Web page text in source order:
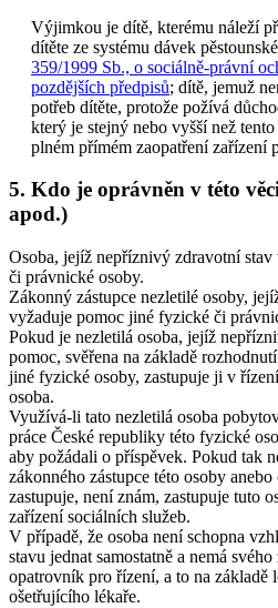
Výjimkou je dítě, kterému náleží
dítěte ze systému dávek
359/1999 Sb., o sociálně-právní
pozdějších předpisů; dítě, jemuž
potřeb dítěte, protože požívá
který je stejný nebo vyšší než
plném přímém zaopatření zařízení
5. Kdo je oprávněn v této
apod.)
Osoba, jejíž nepříznivý zdravotní
či právnické osoby.
Zákonný zástupce nezletilé osoby,
vyžaduje pomoc jiné fyzické či
Pokud je nezletilá osoba, jejíž
pomoc, svěřena na základě
jiné fyzické osoby, zastupuje ji v
osoba.
Využívá-li tato nezletilá osoba
práce České republiky této fyzické
aby požádali o příspěvek. Pokud tak
zákonného zástupce této osoby
zastupuje, není znám, zastupuje tuto
zařízení sociálních služeb.
V případě, že osoba není schopna
stavu jednat samostatně a nemá
opatrovník pro řízení, a to na základě
ošetřujícího lékaře.